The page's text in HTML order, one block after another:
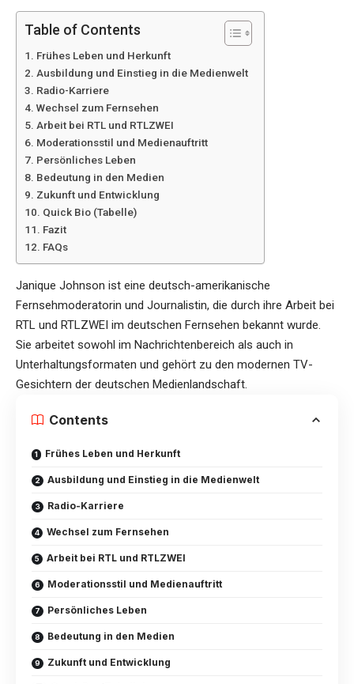
Table of Contents
Frühes Leben und Herkunft
Ausbildung und Einstieg in die Medienwelt
Radio-Karriere
Wechsel zum Fernsehen
Arbeit bei RTL und RTLZWEI
Moderationsstil und Medienauftritt
Persönliches Leben
Bedeutung in den Medien
Zukunft und Entwicklung
Quick Bio (Tabelle)
Fazit
FAQs
Janique Johnson ist eine deutsch-amerikanische
Fernsehmoderatorin und Journalistin, die durch ihre Arbeit bei
RTL und RTLZWEI im deutschen Fernsehen bekannt wurde.
Sie arbeitet sowohl im Nachrichtenbereich als auch in
Unterhaltungsformaten und gehört zu den modernen TV-
Gesichtern der deutschen Medienlandschaft.
Contents
Frühes Leben und Herkunft
Ausbildung und Einstieg in die Medienwelt
Radio-Karriere
Wechsel zum Fernsehen
Arbeit bei RTL und RTLZWEI
Moderationsstil und Medienauftritt
Persönliches Leben
Bedeutung in den Medien
Zukunft und Entwicklung